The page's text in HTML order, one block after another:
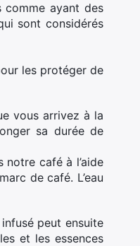
comme ayant des
sont considérés
les protéger de
vous arrivez à la
sa durée de
café à l’aide
de café. L’eau
peut ensuite
et les essences